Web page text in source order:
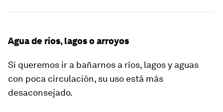
Agua de ríos, lagos o arroyos
Si queremos ir a bañarnos a ríos, lagos y aguas
con poca circulación, su uso está más
desaconsejado.